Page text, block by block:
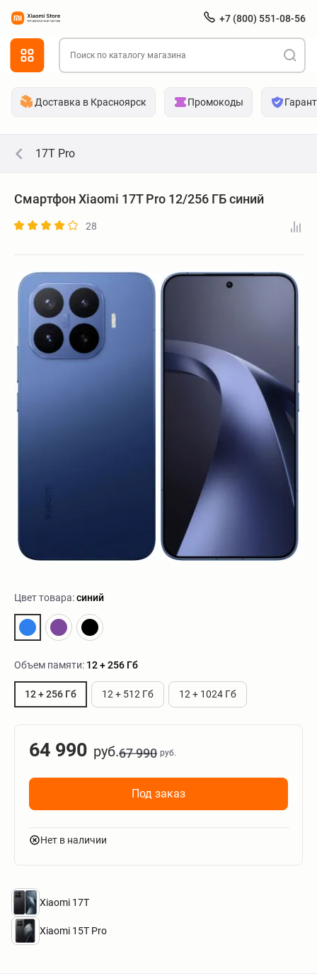
+7 (800) 551-08-56
Доставка в Красноярск Промокоды
17T Pro
Смартфон Xiaomi 17T Pro 12/256 ГБ синий
28
Цвет товара:синий
Объем памяти: 12 + 256 Гб
12 + 256 Гб 12 + 512 Гб 12 + 1024 Гб
64 990 руб.67 990 руб.
Под заказ
Нет в наличии
Xiaomi 17T
Xiaomi 15T Pro